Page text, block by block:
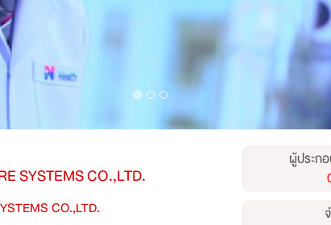
SYSTEMS CO.,LTD.
CO.,LTD.
ผู้ประก